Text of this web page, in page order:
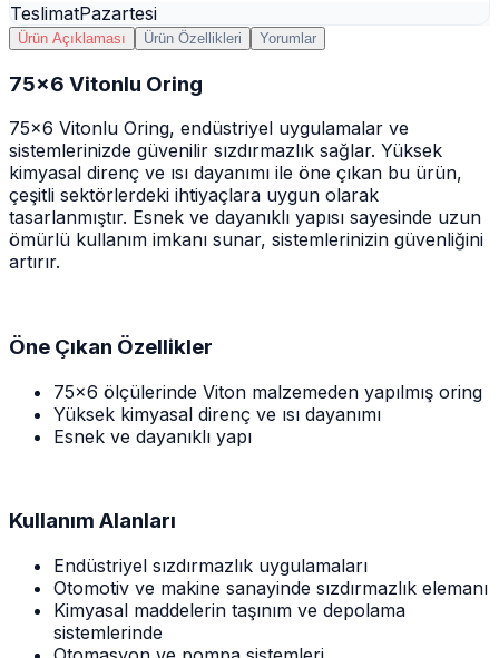
TeslimatPazartesi
Ürün Açıklaması Ürün Özellikleri Yorumlar
75x6 Vitonlu Oring
75x6 Vitonlu Oring, endüstriyel uygulamalar ve
sistemlerinizde güvenilir sızdırmazlık sağlar. Yüksek
kimyasal direnç ve ısı dayanımı ile öne çıkan bu ürün,
çeşitli sektörlerdeki ihtiyaçlara uygun olarak
tasarlanmıştır. Esnek ve dayanıklı yapısı sayesinde uzun
ömürlü kullanım imkanı sunar, sistemlerinizin güvenliğini
artırır.
Öne Çıkan Özellikler
75x6 ölçülerinde Viton malzemeden yapılmış oring
Yüksek kimyasal direnç ve ısı dayanımı
Esnek ve dayanıklı yapı
Kullanım Alanları
Endüstriyel sızdırmazlık uygulamaları
Otomotiv ve makine sanayinde sızdırmazlık elemanı
Kimyasal maddelerin taşınım ve depolama
sistemlerinde